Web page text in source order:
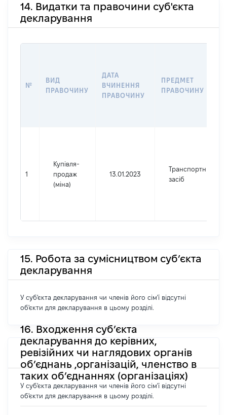
14. Видатки та правочини суб'єкта
декларування
№
ВИД
ПРАВОЧИНУ
ДАТА
ВЧИНЕННЯ
ПРАВОЧИНУ
ПРЕДМЕТ
ПРАВОЧИНУ
1
Купівля-
продаж
(міна)
13.01.2023
Транспортний
засіб
15. Робота за сумісництвом суб’єкта
декларування
У суб'єкта декларування чи членів його сім'ї відсутні
об'єкти для декларування в цьому розділі.
16. Входження суб’єкта
декларування до керівних,
ревізійних чи наглядових органів
об’єднань ,організацій, членство в
таких об’єднаннях (організаціях)
У суб'єкта декларування чи членів його сім'ї відсутні
об'єкти для декларування в цьому розділі.